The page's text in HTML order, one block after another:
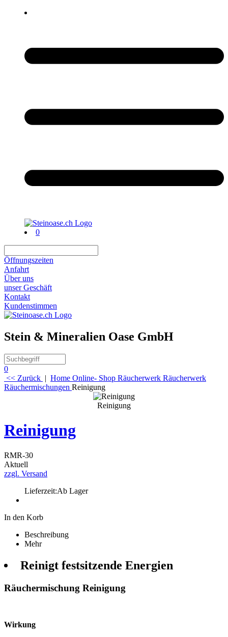
0
Öffnungszeiten
Anfahrt
Über uns
unser Geschäft
Kontakt
Kundenstimmen
Stein & Mineralien Oase GmbH
0
<< Zurück | Home Online- Shop Räucherwerk Räucherwerk
Räuchermischungen Reinigung
Reinigung
Reinigung
RMR-30
Aktuell
zzgl. Versand
Lieferzeit:Ab Lager
In den Korb
Beschreibung
Mehr
Reinigt festsitzende Energien
Räuchermischung Reinigung
Wirkung